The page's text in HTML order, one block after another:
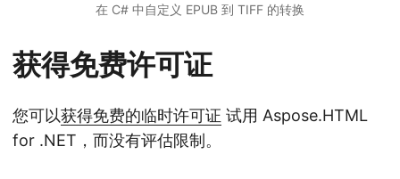
在 C# 中自定义 EPUB 到 TIFF 的转换
获得免费许可证
您可以获得免费的临时许可证 试用 Aspose.HTML
for .NET，而没有评估限制。